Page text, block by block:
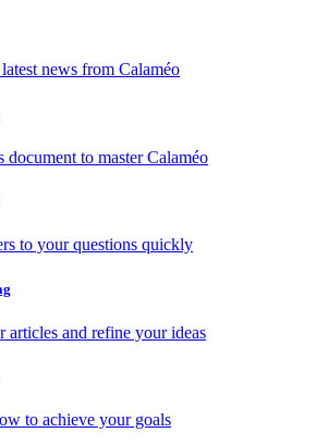
news from Calaméo
document to master Calaméo
to your questions quickly
articles and refine your ideas
to achieve your goals